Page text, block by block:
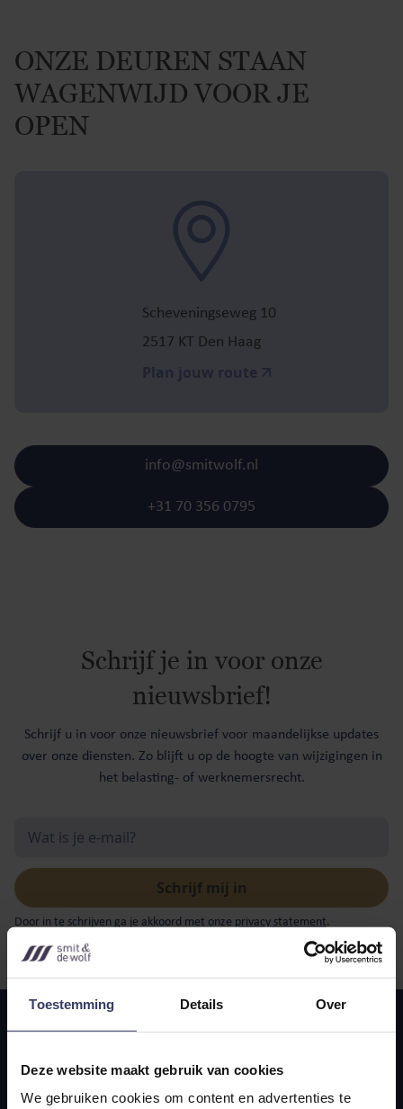
Toestemming Details Over
Deze website maakt gebruik van cookies
We gebruiken cookies om content en advertenties te
ONZE DEUREN STAAN
WAGENWIJD VOOR JE
OPEN
Scheveningseweg 10
2517 KT Den Haag
+31 70 356 0795
info@smitwolf.nl
Schrijf je in voor onze
nieuwsbrief!
Schrijf u in voor onze nieuwsbrief voor maandelijkse updates
over onze diensten. Zo blijft u op de hoogte van wijzigingen in
het belasting- of werknemersrecht.
Door in te schrijven ga je akkoord met onze privacy statement.